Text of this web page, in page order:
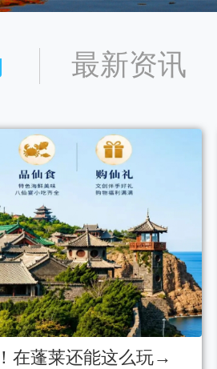
最新资讯
在蓬莱还能这么玩→